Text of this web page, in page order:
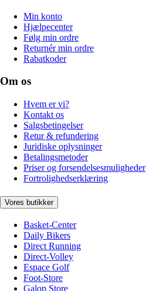
Min konto
Hjælpecenter
Følg min ordre
Returnér min ordre
Rabatkoder
Om os
Hvem er vi?
Kontakt os
Salgsbetingelser
Retur & refundering
Juridiske oplysninger
Betalingsmetoder
Priser og forsendelsesmuligheder
Fortrolighedserklæring
Vores butikker
Basket-Center
Daily Bikers
Direct Running
Direct-Volley
Espace Golf
Foot-Store
Galop Store